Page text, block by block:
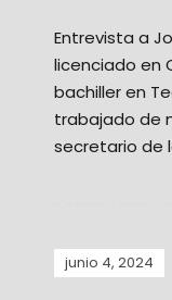
Entrevista a
licenciado en
bachiller en
trabajado de
secretario de
junio 4, 2024